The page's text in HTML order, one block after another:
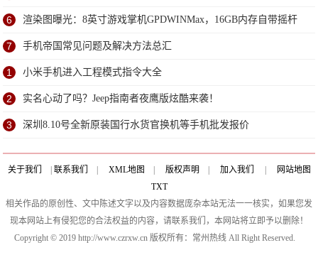
6 渲染图曝光：8英寸游戏掌机GPDWINMax，16GB内存自带摇杆
7 手机帝国常见问题及解决方法总汇
1 小米手机进入工程模式指令大全
2 实名心动了吗？Jeep指南者夜鹰版炫酷来袭！
3 深圳8.10号全新原装国行水货官换机等手机批发报价
关于我们 联系我们 XML地图 版权声明 加入我们
网站地图
TXT
相关作品的原创性、文中陈述文字以及内容数据庞杂本站无法一一核实，如果您发
现本网站上有侵犯您的合法权益的内容，请联系我们，本网站将立即予以删除！
Copyright © 2019 http://www.czrxw.cn 版权所有：常州热线 All Right Reserved.